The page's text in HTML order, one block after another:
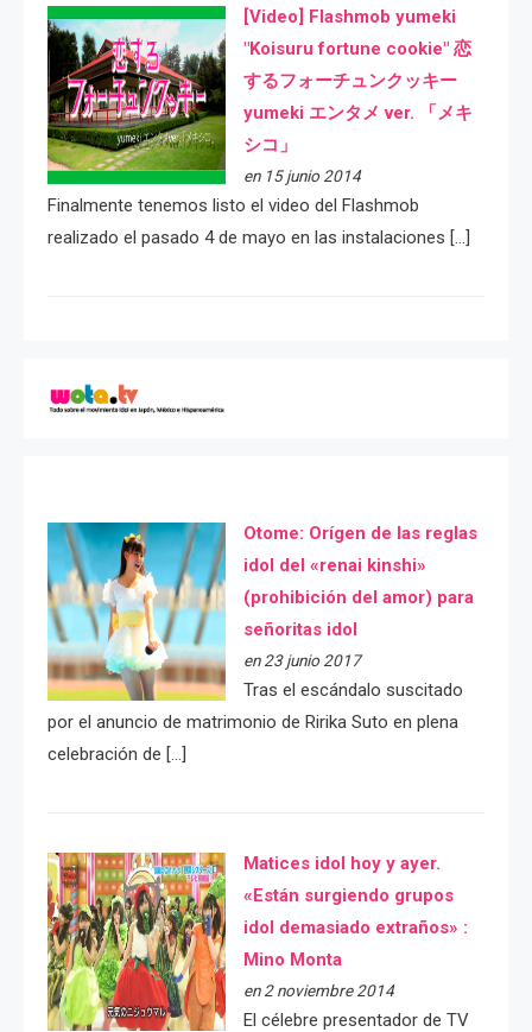
[Video] Flashmob yumeki
"Koisuru fortune cookie" 恋
するフォーチュンクッキー
yumeki エンタメ ver. 「メキ
シコ」
en 15 junio 2014
Finalmente tenemos listo el video del Flashmob
realizado el pasado 4 de mayo en las instalaciones […]
Otome: Orígen de las reglas
idol del «renai kinshi»
(prohibición del amor) para
señoritas idol
en 23 junio 2017
Tras el escándalo suscitado
por el anuncio de matrimonio de Ririka Suto en plena
celebración de […]
Matices idol hoy y ayer.
«Están surgiendo grupos
idol demasiado extraños» :
Mino Monta
en 2 noviembre 2014
El célebre presentador de TV